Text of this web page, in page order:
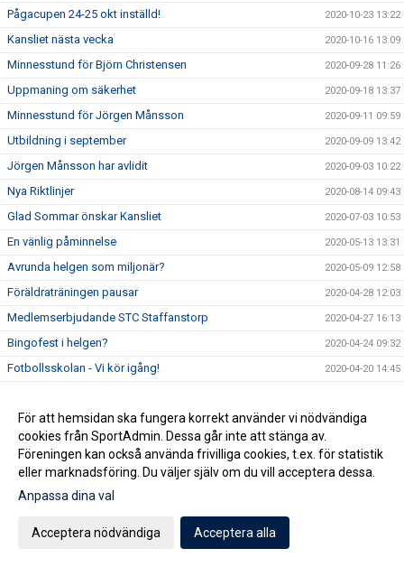
Pågacupen 24-25 okt inställd! 2020-10-23 13:22
Kansliet nästa vecka 2020-10-16 13:09
Minnesstund för Björn Christensen 2020-09-28 11:26
Uppmaning om säkerhet 2020-09-18 13:37
Minnesstund för Jörgen Månsson 2020-09-11 09:59
Utbildning i september 2020-09-09 13:42
Jörgen Månsson har avlidit 2020-09-03 10:22
Nya Riktlinjer 2020-08-14 09:43
Glad Sommar önskar Kansliet 2020-07-03 10:53
En vänlig påminnelse 2020-05-13 13:31
Avrunda helgen som miljonär? 2020-05-09 12:58
Föräldraträningen pausar 2020-04-28 12:03
Medlemserbjudande STC Staffanstorp 2020-04-27 16:13
Bingofest i helgen? 2020-04-24 09:32
Fotbollsskolan - Vi kör igång! 2020-04-20 14:45
Köp Bingolotter & Sverigelotter så stödjer du Staffanstorp
United!
2020-04-17 06:15
Tjejcupen 2020 är tyvärr inställd! 2020-04-16 16:24
Virtuellt inträde 2020
För att hemsidan ska fungera korrekt använder vi nödvändiga
cookies från SportAdmin. Dessa går inte att stänga av.
Föreningen kan också använda frivilliga cookies, t.ex. för statistik
eller marknadsföring. Du väljer själv om du vill acceptera dessa.
Anpassa dina val
Acceptera nödvändiga Acceptera alla